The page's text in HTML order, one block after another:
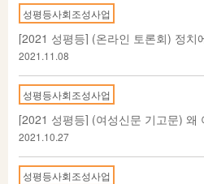
성평등사회조성사업
[2021 성평등] (온라인 토론회) 정치
2021.11.08
성평등사회조성사업
2021.10.27
성평등사회조성사업